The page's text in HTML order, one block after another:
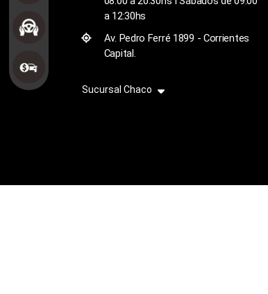
a 12:30hs
Av. Pedro Ferré 1899 - Corrientes
Capital.
Sucursal Chaco